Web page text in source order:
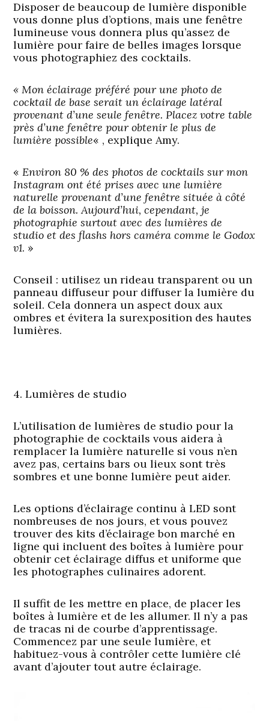
Disposer de beaucoup de lumière disponible
vous donne plus d’options, mais une fenêtre
lumineuse vous donnera plus qu’assez de
lumière pour faire de belles images lorsque
vous photographiez des cocktails.
« Mon éclairage préféré pour une photo de
cocktail de base serait un éclairage latéral
provenant d’une seule fenêtre. Placez votre table
près d’une fenêtre pour obtenir le plus de
lumière possible« , explique Amy.
« Environ 80 % des photos de cocktails sur mon
Instagram ont été prises avec une lumière
naturelle provenant d’une fenêtre située à côté
de la boisson. Aujourd’hui, cependant, je
photographie surtout avec des lumières de
studio et des flashs hors caméra comme le Godox
v1. »
Conseil : utilisez un rideau transparent ou un
panneau diffuseur pour diffuser la lumière du
soleil. Cela donnera un aspect doux aux
ombres et évitera la surexposition des hautes
lumières.
4. Lumières de studio
L’utilisation de lumières de studio pour la
photographie de cocktails vous aidera à
remplacer la lumière naturelle si vous n’en
avez pas, certains bars ou lieux sont très
sombres et une bonne lumière peut aider.
Les options d’éclairage continu à LED sont
nombreuses de nos jours, et vous pouvez
trouver des kits d’éclairage bon marché en
ligne qui incluent des boîtes à lumière pour
obtenir cet éclairage diffus et uniforme que
les photographes culinaires adorent.
Il suffit de les mettre en place, de placer les
boîtes à lumière et de les allumer. Il n’y a pas
de tracas ni de courbe d’apprentissage.
Commencez par une seule lumière, et
habituez-vous à contrôler cette lumière clé
avant d’ajouter tout autre éclairage.